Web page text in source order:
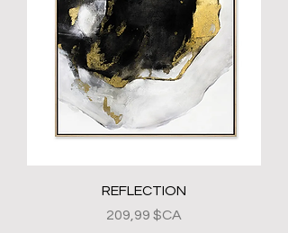
REFLECTION
Prix
209,99 $CA